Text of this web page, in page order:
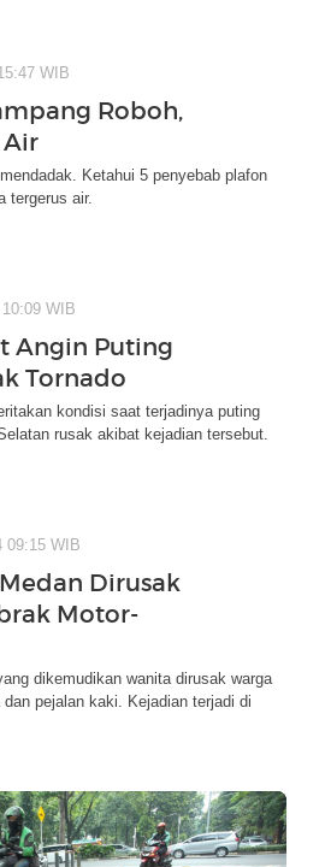
WIB
Roboh,
Air
Ketahui 5 penyebab plafon
tergerus air.
WIB
Angin Puting
Tornado
kondisi saat terjadinya puting
rusak akibat kejadian tersebut.
09:15 WIB
Dirusak
Motor-
dikemudikan wanita dirusak warga
pejalan kaki. Kejadian terjadi di